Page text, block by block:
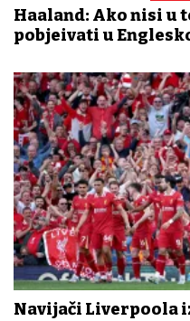
Haaland: Ako nisi u
pobjeđivati u
Navijači Liverpoola